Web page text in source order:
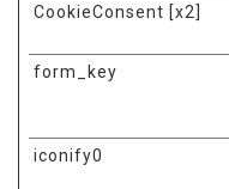
CookieConsent [x2]
form_key
iconify0